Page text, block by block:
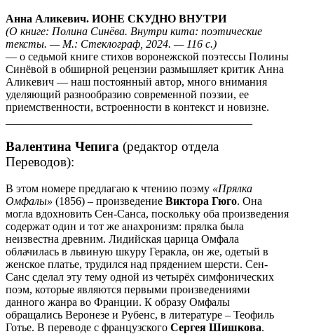
Анна Аликевич. ИОНЕ СКУДНО ВНУТРИ
(О книге: Полина Синёва. Внутри кита: поэтические
тексты. — М.: Стеклограф, 2024. — 116 с.)
― о седьмой книге стихов воронежской поэтессы Полины
Синёвой в обширной рецензии размышляет критик Анна
Аликевич ― наш постоянный автор, много внимания
уделяющий разнообразию современной поэзии, ее
приемственности, встроенности в контекст и новизне.
Валентина Чепига (редактор отдела
Переводов):
В этом номере предлагаю к чтению поэму «Прялка
Омфалы» (1856) ‒ произведение Виктора Гюго. Она
могла вдохновить Сен-Санса, поскольку оба произведения
содержат один и тот же анахронизм: прялка была
неизвестна древним. Лидийская царица Омфала
облачилась в львиную шкуру Геракла, он же, одетый в
женское платье, трудился над прядением шерсти. Сен-
Санс сделал эту тему одной из четырёх симфонических
поэм, которые являются первыми произведениями
данного жанра во Франции. К образу Омфалы
обращались Веронезе и Рубенс, в литературе – Теофиль
Готье. В переводе с французского Сергея Шишкова.